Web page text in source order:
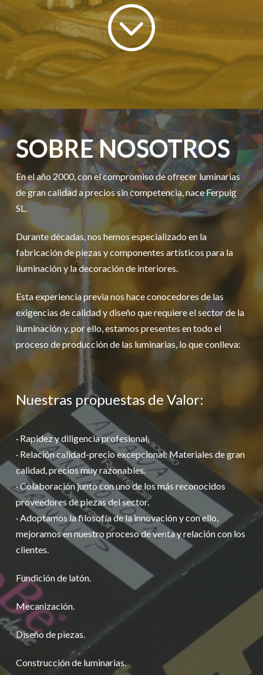
SOBRE NOSOTROS
En el año 2000, con el compromiso de ofrecer luminarias
de gran calidad a precios sin competencia, nace Ferpuig
SL.
Durante décadas, nos hemos especializado en la
fabricación de piezas y componentes artísticos para la
iluminación y la decoración de interiores.
Esta experiencia previa nos hace conocedores de las
exigencias de calidad y diseño que requiere el sector de la
iluminación y, por ello, estamos presentes en todo el
proceso de producción de las luminarias, lo que conlleva:
Nuestras propuestas de Valor:
· Rapidez y diligencia profesional.
· Relación calidad-precio excepcional: Materiales de gran
calidad, precios muy razonables.
· Colaboración junto con uno de los más reconocidos
proveedores de piezas del sector.
· Adoptamos la filosofía de la innovación y con ello,
mejoramos en nuestro proceso de venta y relación con los
clientes.
Fundición de latón.
Mecanización.
Diseño de piezas.
Construcción de luminarias.